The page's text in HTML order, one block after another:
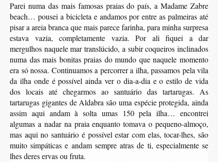
Parei numa das mais famosas praias do país, a Madame Zabre
beach… pousei a bicicleta e andamos por entre as palmeiras até
pisar a areia branca que mais parece farinha, para minha surpresa
estava vazia, completamente vazia. Por ali fiquei a dar
mergulhos naquele mar translúcido, a subir coqueiros inclinados
numa das mais bonitas praias do mundo que naquele momento
era só nossa. Continuamos a percorrer a ilha, passamos pela vila
da ilha onde é possível ainda ver o dia-a-dia e o estilo de vida
dos locais até chegarmos ao santuário das tartarugas. As
tartarugas gigantes de Aldabra são uma espécie protegida, ainda
assim aqui andam à solta umas 150 pela ilha… encontrei
algumas a nadar na praia enquanto tomava o pequeno-almoço,
mas aqui no santuário é possível estar com elas, tocar-lhes, são
muito simpáticas e andam sempre atras de ti, especialmente se
lhes deres ervas ou fruta.